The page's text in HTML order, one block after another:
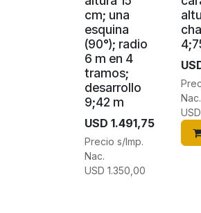
cm; una
esquina
(90°); radio
6 m en 4
tramos;
desarrollo
9;42 m
USD 1.491,75
Precio s/Imp.
Nac.
USD 1.350,00
Nac.
USD